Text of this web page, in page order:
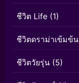
ชีวิต Life (1)
ชีวิตดราม่าเข้มข้น
ชีวิตวัยรุ่น (5)